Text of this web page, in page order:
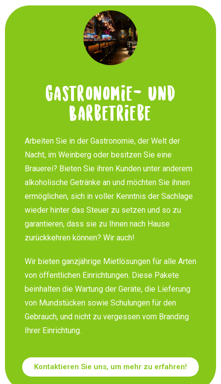
Gastronomie- und
Barbetriebe
Arbeiten Sie in der Gastronomie, der Welt der
Nacht, im Weinberg oder besitzen Sie eine
Brauerei? Bieten Sie ihren Kunden unter anderem
alkoholische Getränke an und möchten Sie ihnen
ermöglichen, sich in voller Kenntnis der Sachlage
wieder hinter das Steuer zu setzen und so zu
garantieren, dass sie zu Ihnen nach Hause
zurückkehren können? Wir auch!
Wir bieten ganzjährige Mietlösungen für alle Arten
von öffentlichen Einrichtungen. Diese Pakete
beinhalten die Wartung der Geräte, die Lieferung
von Mundstücken sowie Schulungen für den
Gebrauch, und nicht zu vergessen vom Branding
Ihrer Einrichtung.
Kontaktieren Sie uns, um mehr zu erfahren!